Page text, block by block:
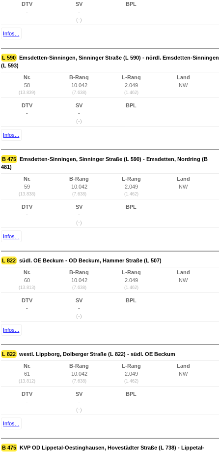
DTV
-
SV
-
(-)
BPL
Infos...
L 590 Emsdetten-Sinningen, Sinninger Straße (L 590) - nördl. Emsdetten-Sinningen
(L 593)
Nr.
58
(13.839)
B-Rang
10.042
(7.638)
L-Rang
2.049
(1.462)
Land
NW
DTV
-
SV
-
(-)
BPL
Infos...
B 475 Emsdetten-Sinningen, Sinninger Straße (L 590) - Emsdetten, Nordring (B
481)
Nr.
59
(13.838)
B-Rang
10.042
(7.638)
L-Rang
2.049
(1.462)
Land
NW
DTV
-
SV
-
(-)
BPL
Infos...
L 822 südl. OE Beckum - OD Beckum, Hammer Straße (L 507)
Nr.
60
(13.813)
B-Rang
10.042
(7.638)
L-Rang
2.049
(1.462)
Land
NW
DTV
-
SV
-
(-)
BPL
Infos...
L 822 westl. Lippborg, Dolberger Straße (L 822) - südl. OE Beckum
Nr.
61
(13.812)
B-Rang
10.042
(7.638)
L-Rang
2.049
(1.462)
Land
NW
DTV
-
SV
-
(-)
BPL
Infos...
B 475 KVP OD Lippetal-Oestinghausen, Hovestädter Straße (L 738) - Lippetal-